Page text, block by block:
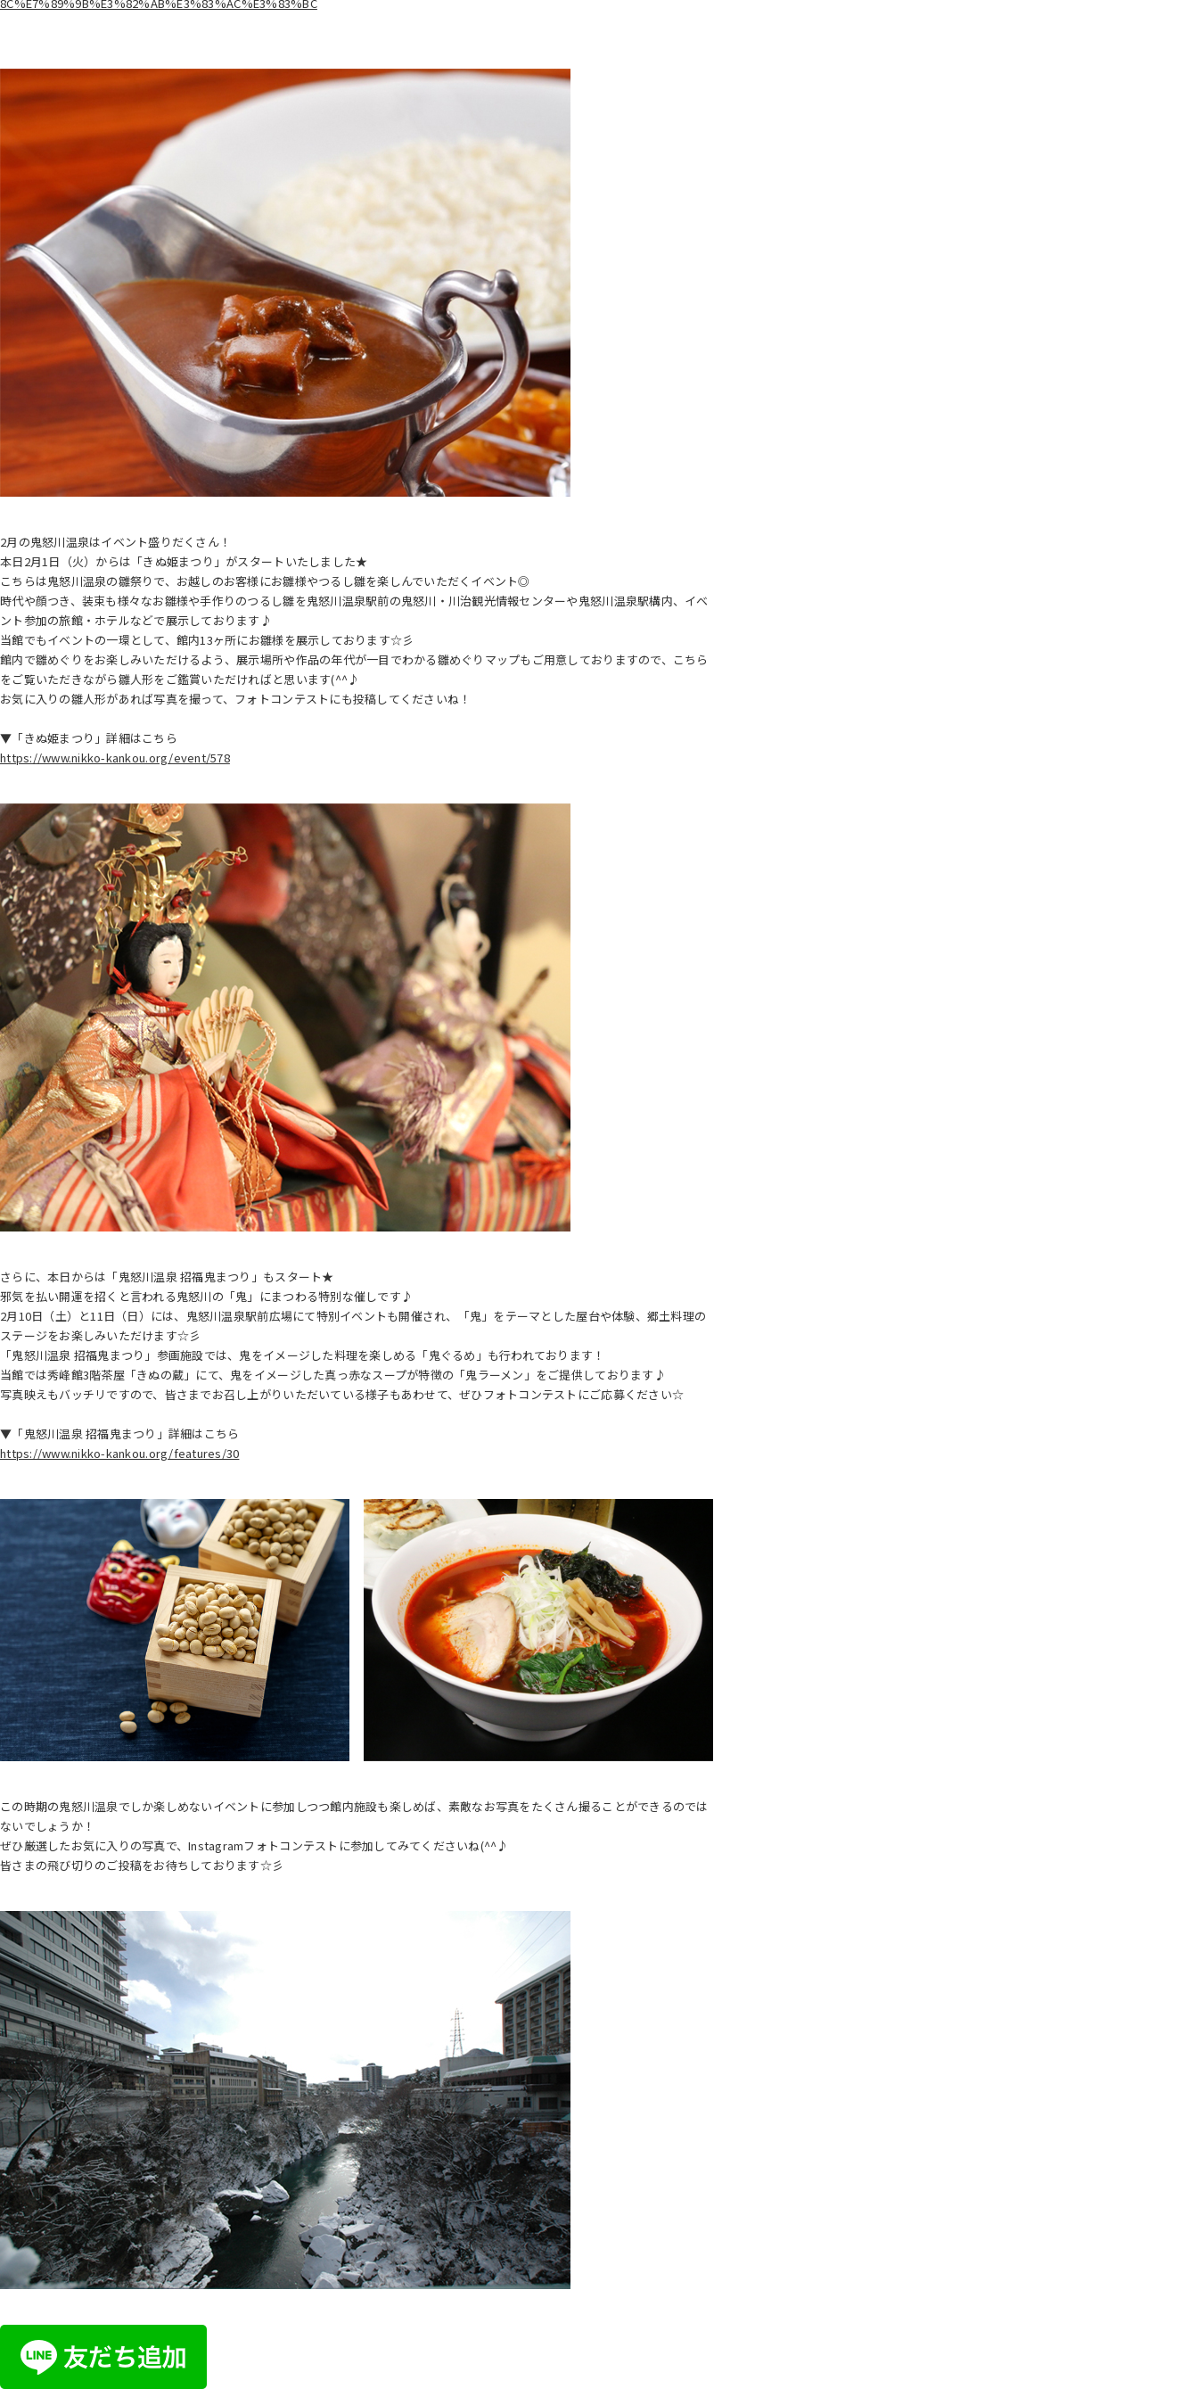
2月の鬼怒川温泉はイベント盛りだくさん！
本日2月1日（火）からは「きぬ姫まつり」がスタートいたしました★
こちらは鬼怒川温泉の雛祭りで、お越しのお客様にお雛様やつるし雛を楽しんでいただくイベント◎
時代や顔つき、装束も様々なお雛様や手作りのつるし雛を鬼怒川温泉駅前の鬼怒川・川治観光情報センターや鬼怒川温泉駅構内、イベ
ント参加の旅館・ホテルなどで展示しております♪
当館でもイベントの一環として、館内13ヶ所にお雛様を展示しております☆彡
館内で雛めぐりをお楽しみいただけるよう、展示場所や作品の年代が一目でわかる雛めぐりマップもご用意しておりますので、こちら
をご覧いただきながら雛人形をご鑑賞いただければと思います(^^♪
お気に入りの雛人形があれば写真を撮って、フォトコンテストにも投稿してくださいね！
▼「きぬ姫まつり」詳細はこちら
https://www.nikko-kankou.org/event/578
さらに、本日からは「鬼怒川温泉 招福鬼まつり」もスタート★
邪気を払い開運を招くと言われる鬼怒川の「鬼」にまつわる特別な催しです♪
2月10日（土）と11日（日）には、鬼怒川温泉駅前広場にて特別イベントも開催され、「鬼」をテーマとした屋台や体験、郷土料理の
ステージをお楽しみいただけます☆彡
「鬼怒川温泉 招福鬼まつり」参画施設では、鬼をイメージした料理を楽しめる「鬼ぐるめ」も行われております！
当館では秀峰館3階茶屋「きぬの蔵」にて、鬼をイメージした真っ赤なスープが特徴の「鬼ラーメン」をご提供しております♪
写真映えもバッチリですので、皆さまでお召し上がりいただいている様子もあわせて、ぜひフォトコンテストにご応募ください☆
▼「鬼怒川温泉 招福鬼まつり」詳細はこちら
https://www.nikko-kankou.org/features/30
この時期の鬼怒川温泉でしか楽しめないイベントに参加しつつ館内施設も楽しめば、素敵なお写真をたくさん撮ることができるのでは
ないでしょうか！
ぜひ厳選したお気に入りの写真で、Instagramフォトコンテストに参加してみてくださいね(^^♪
皆さまの飛び切りのご投稿をお待ちしております☆彡